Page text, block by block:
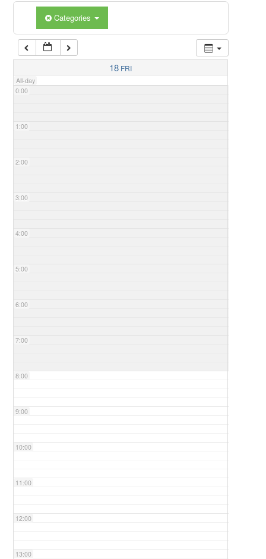
Categories
18 FRI
All-day
0:00
1:00
2:00
3:00
4:00
5:00
6:00
7:00
8:00
9:00
10:00
11:00
12:00
13:00